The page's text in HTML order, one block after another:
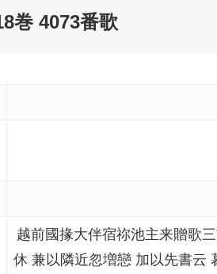
巻 4073番歌
越前國掾大伴宿祢池主来贈歌
休 兼以隣近忽増戀 加以先書云